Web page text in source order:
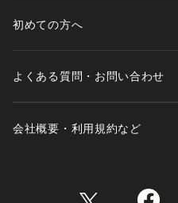
初めての方へ
よくある質問・お問い合わせ
会社概要・利用規約など